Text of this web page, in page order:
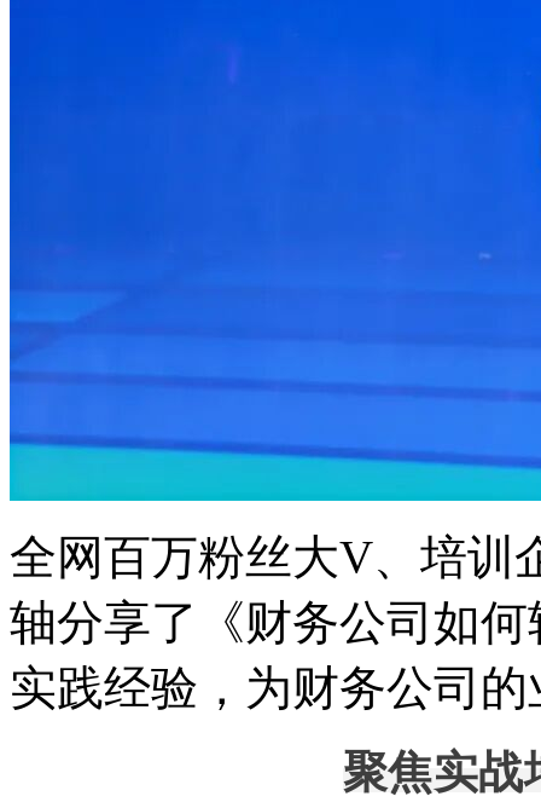
全网百万粉丝大V、培训
轴分享了《财务公司如
实践经验，为财务公司
聚焦实战